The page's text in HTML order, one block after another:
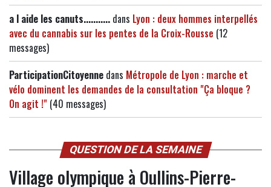
a l aide les canuts........... dans Lyon : deux hommes interpellés
avec du cannabis sur les pentes de la Croix-Rousse (12
messages)
ParticipationCitoyenne dans Métropole de Lyon : marche et
vélo dominent les demandes de la consultation "Ça bloque ?
On agit !" (40 messages)
QUESTION DE LA SEMAINE
Village olympique à Oullins-Pierre-